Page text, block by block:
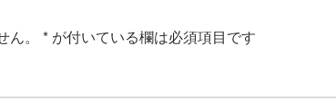
。 * が付いている欄は必須項目です